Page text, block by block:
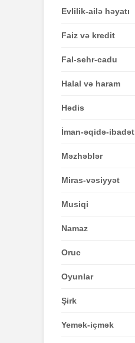
Evlilik-ailə həyatı
Faiz və kredit
Fal-sehr-cadu
Halal və haram
Hədis
İman-əqidə-ibadət
Məzhəblər
Miras-vəsiyyət
Musiqi
Namaz
Oruc
Oyunlar
Şirk
Yemək-içmək